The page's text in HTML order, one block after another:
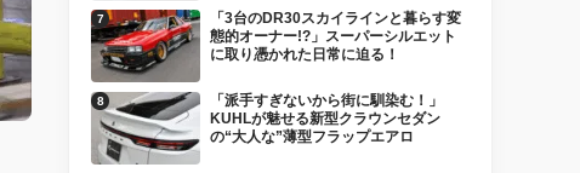
「3台のDR30スカイラインと暮らす変
態的オーナー!?」スーパーシルエット
に取り憑かれた日常に迫る！
「派手すぎないから街に馴染む！」
KUHLが魅せる新型クラウンセダン
の“大人な”薄型フラップエアロ